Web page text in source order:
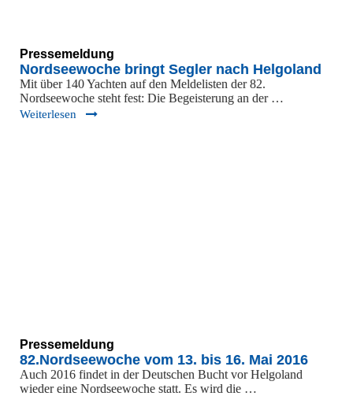
Pressemeldung
Nordseewoche bringt Segler nach Helgoland
Mit über 140 Yachten auf den Meldelisten der 82.
Nordseewoche steht fest: Die Begeisterung an der …
Weiterlesen
Pressemeldung
82.Nordseewoche vom 13. bis 16. Mai 2016
Auch 2016 findet in der Deutschen Bucht vor Helgoland
wieder eine Nordseewoche statt. Es wird die …